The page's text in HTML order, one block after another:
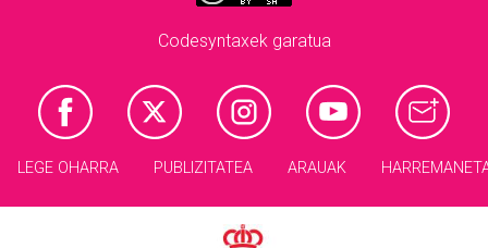
Codesyntaxek garatua
LEGE OHARRA PUBLIZITATEA ARAUAK